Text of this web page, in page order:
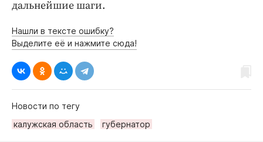
дальнейшие шаги.
Нашли в тексте ошибку?
Выделите её и нажмите сюда!
Новости по тегу
калужская область
губернатор